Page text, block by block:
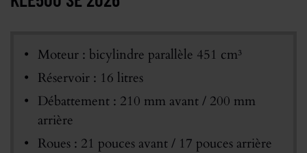
Moteur : bicylindre parallèle 451 cm³
Réservoir : 16 litres
Débattement : 210 mm avant / 200 mm
arrière
Roues : 21 pouces avant / 17 pouces arrière